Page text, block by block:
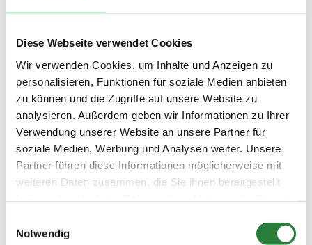
Diese Webseite verwendet Cookies
Wir verwenden Cookies, um Inhalte und Anzeigen zu
personalisieren, Funktionen für soziale Medien anbieten
zu können und die Zugriffe auf unsere Website zu
analysieren. Außerdem geben wir Informationen zu Ihrer
Verwendung unserer Website an unsere Partner für
soziale Medien, Werbung und Analysen weiter. Unsere
Partner führen diese Informationen möglicherweise mit
weiteren Daten zusammen, die Sie ihnen bereitgestellt
Notwendig
-Anfragen zu persönlichen Einladungen unter:
c.dyhr@daccord-liegenschaften.de
-Die ZE wird im Internet veröffentlicht unter:
www.nennung-online.de und unter
www.equiscore.de
Beschaffenheit der Plätze:
Vorber./Prüfungshalle: 20x40m Sand/Vlies